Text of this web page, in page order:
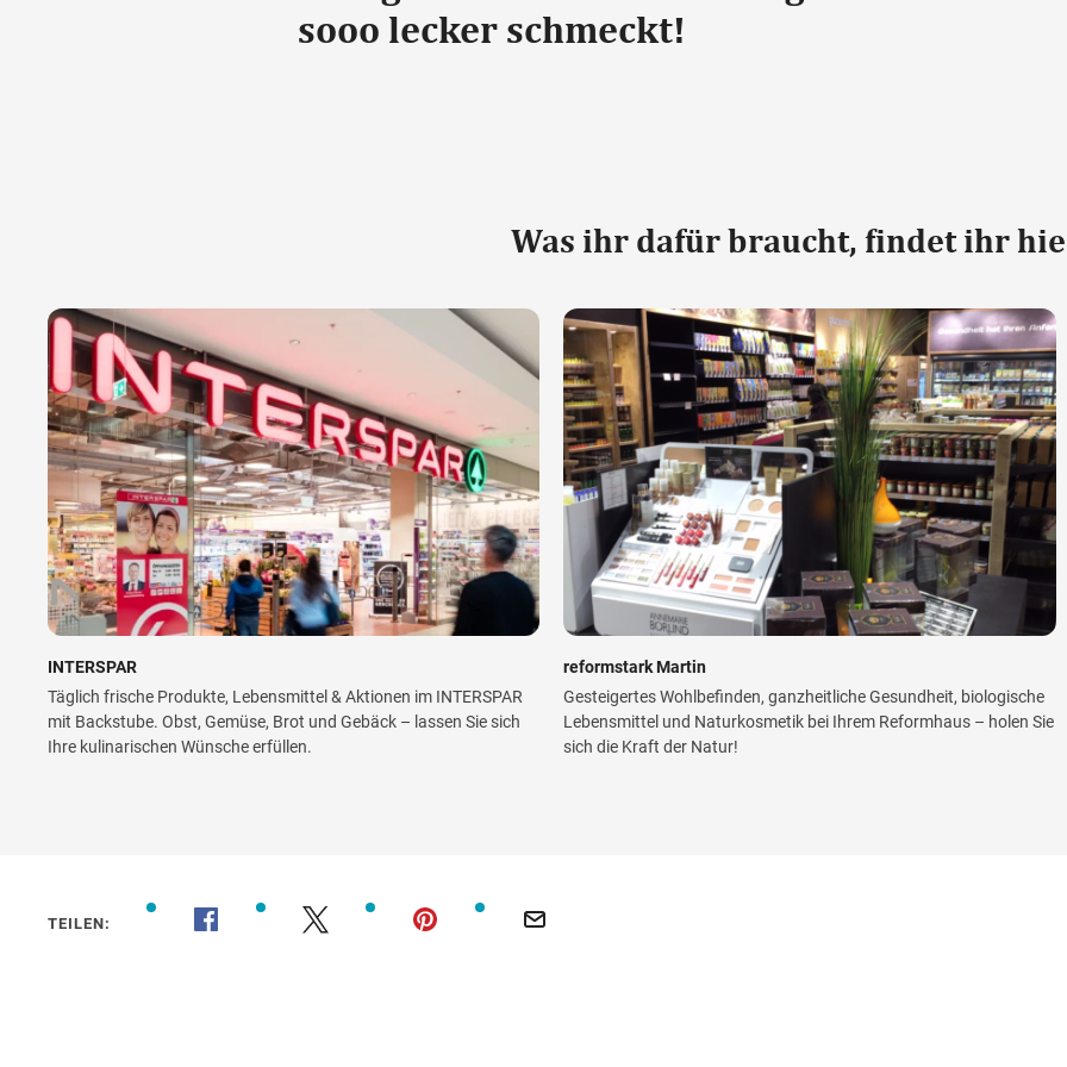
sooo lecker schmeckt!
Was ihr dafür braucht, findet ihr
INTERSPAR
Täglich frische Produkte, Lebensmittel & Aktionen im INTERSPAR
mit Backstube. Obst, Gemüse, Brot und Gebäck – lassen Sie sich
Ihre kulinarischen Wünsche erfüllen.
reformstark Martin
Gesteigertes Wohlbefinden, ganzheitliche Gesundheit, biologische
Lebensmittel und Naturkosmetik bei Ihrem Reformhaus – holen Sie
sich die Kraft der Natur!
TEILEN: